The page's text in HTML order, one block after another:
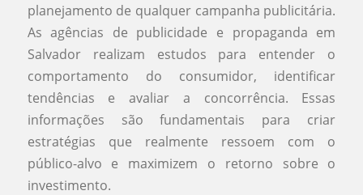
planejamento de qualquer campanha publicitária.
As agências de publicidade e propaganda em
Salvador realizam estudos para entender o
comportamento do consumidor, identificar
tendências e avaliar a concorrência. Essas
informações são fundamentais para criar
estratégias que realmente ressoem com o
público-alvo e maximizem o retorno sobre o
investimento.